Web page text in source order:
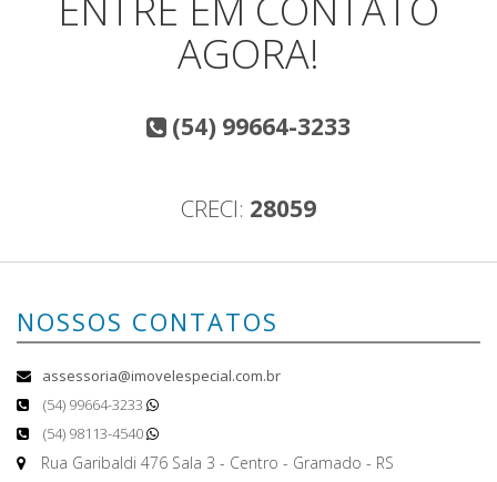
AGORA!
(54) 99664-3233
CRECI: 28059
NOSSOS CONTATOS
assessoria@imovelespecial.com.br
(54) 99664-3233
(54) 98113-4540
Rua Garibaldi 476 Sala 3 - Centro - Gramado - RS